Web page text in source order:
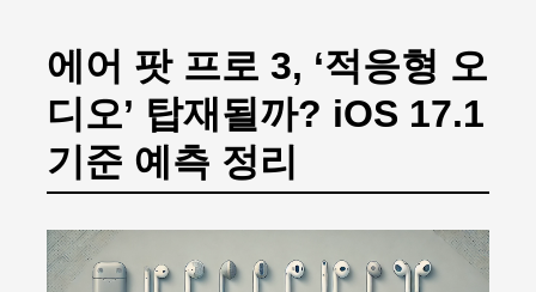
에어 팟 프로 3, ‘적응형 오
디오’ 탑재될까? iOS 17.1
기준 예측 정리